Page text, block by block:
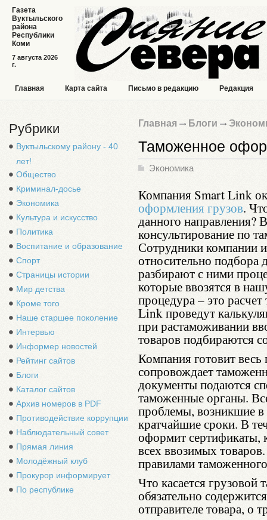
7 августа 2026
г.
Газета
Вуктыльского
района
Республики
Коми
Главная Карта сайта Письмо в редакцию Редакция
Рубрики
Вуктыльскому району - 40
лет!
Общество
Криминал-досье
Экономика
Культура и искусство
Политика
Воспитание и образование
Спорт
Страницы истории
Мир детства
Кроме того
Наше старшее поколение
Интервью
Информер новостей
Рейтинг сайтов
Блоги
Каталог сайтов
Архив номеров в PDF
Противодействие коррупции
Наблюдательный совет
Прямая линия
Молодёжный клуб
Прокурор информирует
По республике
Главная Блоги
Таможенное
Экономика
Компания Smart Link
оформления грузов.
данного направления?
консультирование по
Сотрудники компании
относительно подбора
разбирают с ними
которые ввозятся в
процедура – это
Link проведут
при растаможивании
товаров подбираются
Компания готовит
сопровождает
документы подаются
таможенные органы.
проблемы, возникшие
кратчайшие сроки. В
оформит сертификаты,
всех ввозимых
правилами
Что касается грузовой
обязательно
отправителе товара, о